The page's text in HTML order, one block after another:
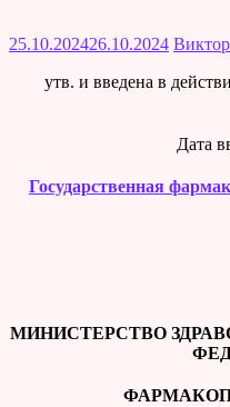
25.10.202426.10.2024 Виктор
утв. и введена в
Дата
Государственная
МИНИСТЕРСТВО